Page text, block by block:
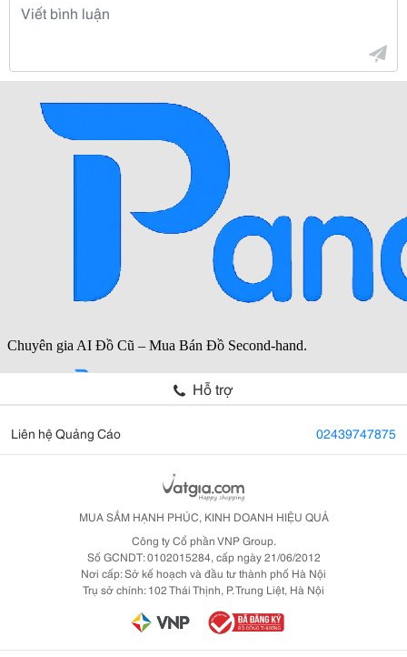
Hỗ trợ
Liên hệ Quảng Cáo 02439747875
MUA SẮM HẠNH PHÚC, KINH DOANH HIỆU QUẢ
Công ty Cổ phần VNP Group.
Số GCNDT: 0102015284, cấp ngày 21/06/2012
Nơi cấp: Sở kế hoạch và đầu tư thành phố Hà Nội
Trụ sở chính: 102 Thái Thịnh, P. Trung Liệt, Hà Nội